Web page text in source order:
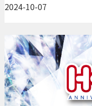
2024-10-07